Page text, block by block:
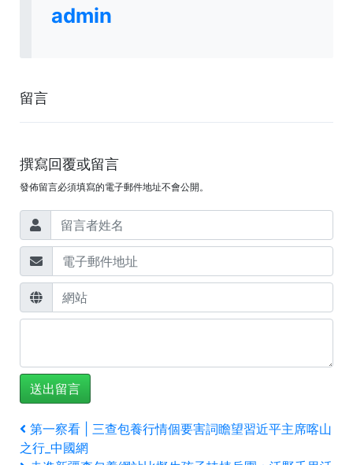
admin
留言
撰寫回覆或留言
發佈留言必須填寫的電子郵件地址不會公開。
文
上
一
第一察看 | 三查包養行情個要害詞瞻望習近平主席喀山
之行_中國網